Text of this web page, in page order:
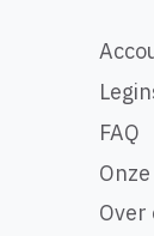
FAQ
Over